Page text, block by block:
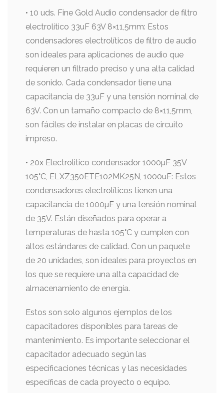
• 10 uds. Fine Gold Audio condensador de filtro
electrolítico 33uF 63V 8×11,5mm: Estos
condensadores electrolíticos de filtro de audio
son ideales para aplicaciones de audio que
requieren un filtrado preciso y una alta calidad
de sonido. Cada condensador tiene una
capacitancia de 33uF y una tensión nominal de
63V. Con un tamaño compacto de 8×11,5mm,
son fáciles de instalar en placas de circuito
impreso.
• 20x Electrolitico condensador 1000µF 35V
105°C, ELXZ350ETE102MK25N, 1000uF: Estos
condensadores electrolíticos tienen una
capacitancia de 1000µF y una tensión nominal
de 35V. Están diseñados para operar a
temperaturas de hasta 105°C y cumplen con
altos estándares de calidad. Con un paquete
de 20 unidades, son ideales para proyectos en
los que se requiere una alta capacidad de
almacenamiento de energía.
Estos son solo algunos ejemplos de los
capacitadores disponibles para tareas de
mantenimiento. Es importante seleccionar el
capacitador adecuado según las
especificaciones técnicas y las necesidades
específicas de cada proyecto o equipo.